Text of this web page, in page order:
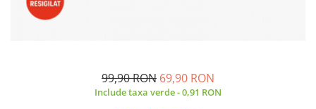
Aparate frigorifice incorporabile
Masini spalat vase
99,90 RON 69,90 RON
Include taxa verde - 0,91 RON